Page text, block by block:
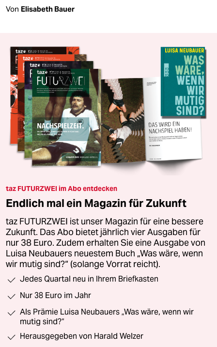
Von Elisabeth Bauer
taz FUTURZWEI im Abo entdecken
Endlich mal ein Magazin für Zukunft
taz FUTURZWEI ist unser Magazin für eine bessere
Zukunft. Das Abo bietet jährlich vier Ausgaben für
nur 38 Euro. Zudem erhalten Sie eine Ausgabe von
Luisa Neubauers neuestem Buch „Was wäre, wenn
wir mutig sind?“ (solange Vorrat reicht).
Jedes Quartal neu in Ihrem Briefkasten
Nur 38 Euro im Jahr
Als Prämie Luisa Neubauers „Was wäre, wenn wir
mutig sind?“
Herausgegeben von Harald Welzer